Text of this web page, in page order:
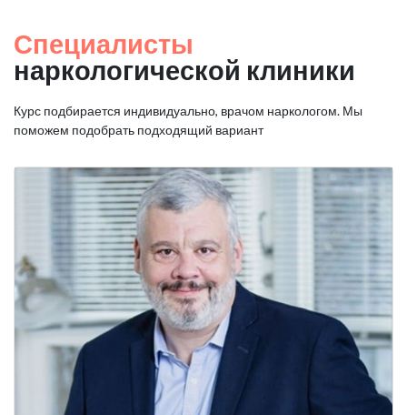
Специалисты
наркологической клиники
Курс подбирается индивидуально, врачом наркологом. Мы
поможем подобрать подходящий вариант